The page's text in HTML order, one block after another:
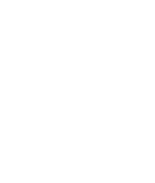
: recherche
transport
un suivi